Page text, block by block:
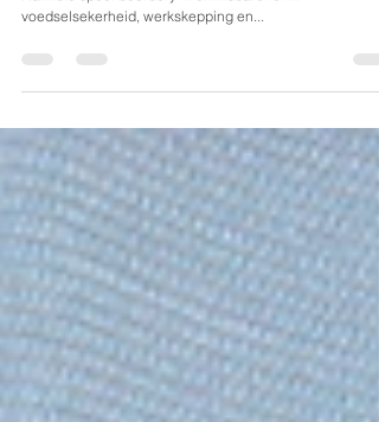
Landbou is nie net ’n beroep nie. Dit is ’n lewenswyse. In
voedselsekerheid, werkskepping en...